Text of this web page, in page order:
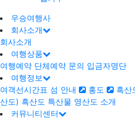
우승여행사
회사소개
회사소개
여행상품
여행예약 단체예약 문의 입금자명단
여행정보
여객선시간표 섬 안내 홍도 흑산
산도) 흑산도 특산물 영산도 소개
커뮤니티센터